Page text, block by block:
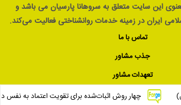
این سایت متعلق به سروهانا پارسیان می باشد و
ایران در زمینه خدمات روانشناختی فعالیت می‌کند.
تماس با ما
جذب مشاور
تعهدات مشاور
چهار روش اثبات‌شده برای تقویت اعتماد به نفس در